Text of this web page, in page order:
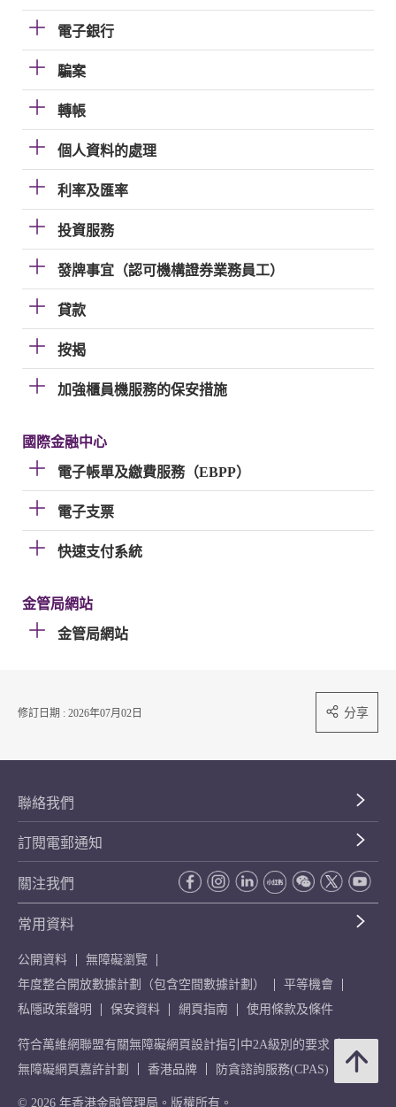
電子銀行
騙案
轉帳
個人資料的處理
利率及匯率
投資服務
發牌事宜（認可機構證券業務員工）
貸款
按揭
加強櫃員機服務的保安措施
國際金融中心
電子帳單及繳費服務（EBPP）
電子支票
快速支付系統
金管局網站
金管局網站
修訂日期 : 2026年07月02日 分享
聯絡我們
訂閱電郵通知
關注我們
常用資料
公開資料
無障礙瀏覽
年度整合開放數據計劃（包含空間數據計劃）
平等機會
私隱政策聲明
保安資料 網頁指南 使用條款及條件
符合萬維網聯盟有關無障礙網頁設計指引中2A級別的要求
無障礙網頁嘉許計劃
香港品牌 防貪諮詢服務(CPAS)
© 2026 年香港金融管理局。版權所有。